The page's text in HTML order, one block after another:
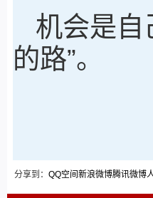
机会是自
的路”。
分享到： QQ空间 新浪微博腾讯微博